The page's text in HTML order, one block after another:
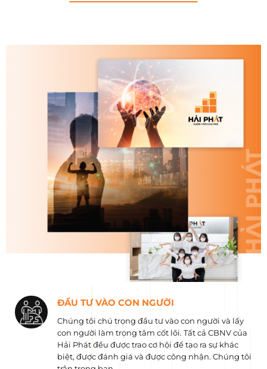
ĐẦU TƯ VÀO CON NGƯỜI
Chúng tôi chú trọng đầu tư vào con người và lấy
con người làm trọng tâm cốt lõi. Tất cả CBNV của
Hải Phát đều được trao cơ hội để tạo ra sự khác
biệt, được đánh giá và được công nhận. Chúng tôi